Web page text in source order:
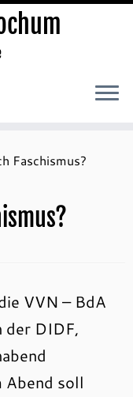
Faschismus?
VVN – BdA
der DIDF,
Abend soll